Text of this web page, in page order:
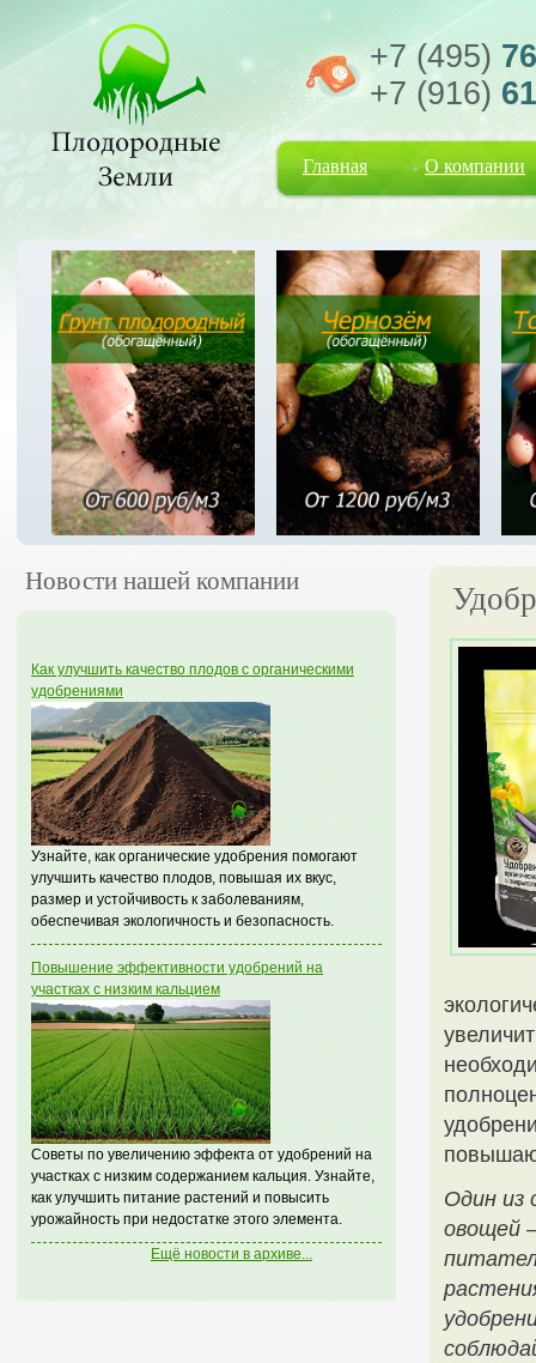
+7 (495)
+7 (916)
Главная О компании
Новости нашей компании
Как улучшить качество плодов с органическими
удобрениями
Узнайте, как органические удобрения помогают
улучшить качество плодов, повышая их вкус,
размер и устойчивость к заболеваниям,
обеспечивая экологичность и безопасность.
Повышение эффективности удобрений на
участках с низким кальцием
Советы по увеличению эффекта от удобрений на
участках с низким содержанием кальция. Узнайте,
как улучшить питание растений и повысить
урожайность при недостатке этого элемента.
Ещё новости в архиве...
Один из
овощей